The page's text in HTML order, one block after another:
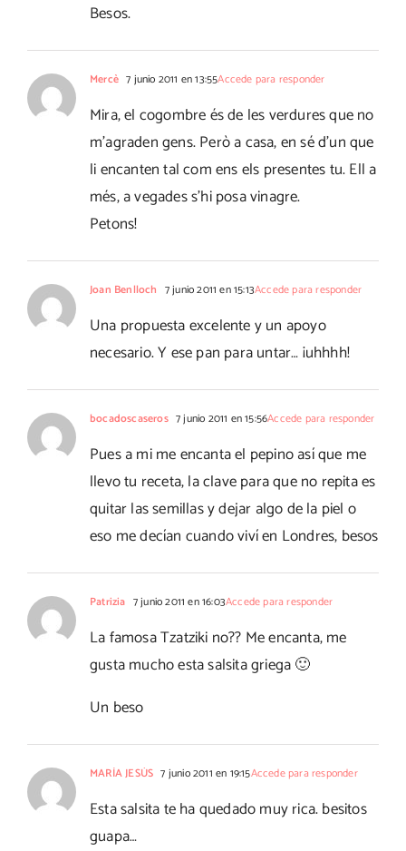
Besos.
Mercè 7 junio 2011 en 13:55Accede para responder
Mira, el cogombre és de les verdures que no
m'agraden gens. Però a casa, en sé d'un que
li encanten tal com ens els presentes tu. Ell a
més, a vegades s'hi posa vinagre.
Petons!
Joan Benlloch 7 junio 2011 en 15:13Accede para responder
Una propuesta excelente y un apoyo
necesario. Y ese pan para untar… ¡uhhhh!
bocadoscaseros 7 junio 2011 en 15:56Accede para responder
Pues a mi me encanta el pepino así que me
llevo tu receta, la clave para que no repita es
quitar las semillas y dejar algo de la piel o
eso me decían cuando viví en Londres, besos
Patrizia 7 junio 2011 en 16:03Accede para responder
La famosa Tzatziki no?? Me encanta, me
gusta mucho esta salsita griega 🙂
Un beso
MARÍA JESÚS 7 junio 2011 en 19:15Accede para responder
Esta salsita te ha quedado muy rica. besitos
guapa…